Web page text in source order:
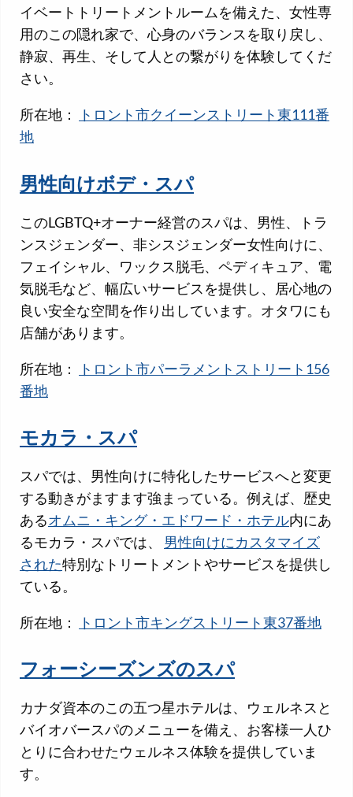
イベートトリートメントルームを備えた、女性専
用のこの隠れ家で、心身のバランスを取り戻し、
静寂、再生、そして人との繋がりを体験してくだ
さい。
所在地：
トロント市クイーンストリート東111番
地
男性向けボデ・スパ
このLGBTQ+オーナー経営のスパは、男性、トラ
ンスジェンダー、非シスジェンダー女性向けに、
フェイシャル、ワックス脱毛、ペディキュア、電
気脱毛など、幅広いサービスを提供し、居心地の
良い安全な空間を作り出しています。オタワにも
店舗があります。
所在地：
トロント市パーラメントストリート156
番地
モカラ・スパ
スパでは、男性向けに特化したサービスへと変更
する動きがますます強まっている。例えば、歴史
あるオムニ・キング・エドワード・ホテル内にあ
るモカラ・スパでは、 男性向けにカスタマイズ
された特別なトリートメントやサービスを提供し
ている。
所在地： トロント市キングストリート東37番地
フォーシーズンズのスパ
カナダ資本のこの五つ星ホテルは、ウェルネスと
バイオバースパのメニューを備え、お客様一人ひ
とりに合わせたウェルネス体験を提供していま
す。